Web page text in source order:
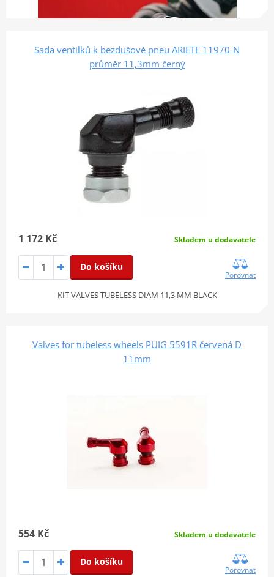
Sada ventilků k bezdušové pneu ARIETE 11970-N
průměr 11,3mm černý
1 172 Kč Skladem u dodavatele
Do košíku
Porovnat
KIT VALVES TUBELESS DIAM 11,3 MM BLACK
Valves for tubeless wheels PUIG 5591R červená D
11mm
554 Kč Skladem u dodavatele
Do košíku
Porovnat